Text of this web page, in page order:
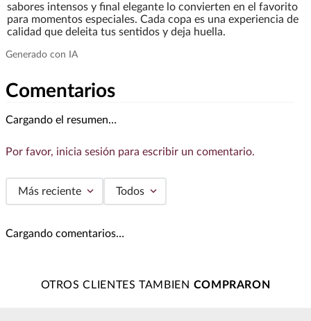
sabores intensos y final elegante lo convierten en el favorito
para momentos especiales. Cada copa es una experiencia de
calidad que deleita tus sentidos y deja huella.
Comentarios
Cargando el resumen…
Por favor, inicia sesión para escribir un comentario.
Más reciente Todos
Cargando comentarios…
OTROS CLIENTES TAMBIEN